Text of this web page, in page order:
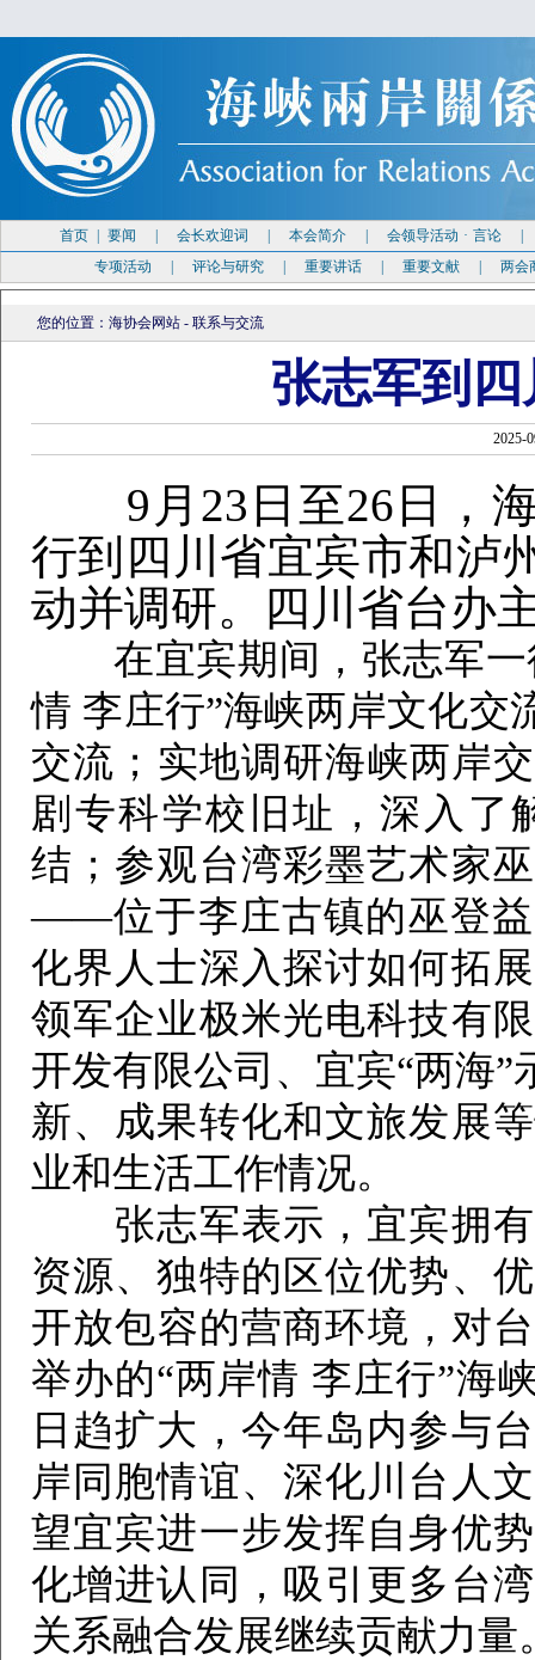
首页 要闻 会长欢迎词 本会简介 会领导活动 · 言论
专项活动
评论与研究 重要讲话 重要文献 两会
您的位置： 海协会网站 - 联系与交流
张志军到
2025-
9月23日至26日，海
行到四川省宜宾市和泸
动并调研。四川省台办
在宜宾期间，张志军一
情 李庄行”海峡两岸文化交
交流；实地调研海峡两岸
剧专科学校旧址，深入了
结；参观台湾彩墨艺术家
——位于李庄古镇的巫登益
化界人士深入探讨如何拓
领军企业极米光电科技有
开发有限公司、宜宾“两海
新、成果转化和文旅发展
业和生活工作情况。
张志军表示，宜宾拥有
资源、独特的区位优势、
开放包容的营商环境，对
举办的“两岸情 李庄行”海
日趋扩大，今年岛内参与
岸同胞情谊、深化川台人
望宜宾进一步发挥自身优
化增进认同，吸引更多台
关系融合发展继续贡献力量